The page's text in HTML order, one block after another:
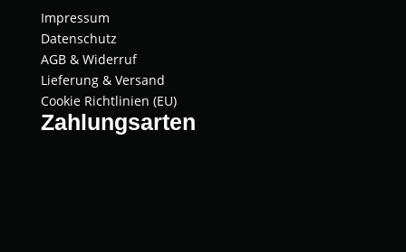
Impressum
Datenschutz
AGB & Widerruf
Lieferung & Versand
Cookie Richtlinien (EU)
Zahlungsarten